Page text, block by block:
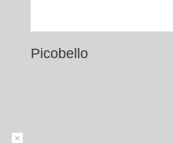
Picobello